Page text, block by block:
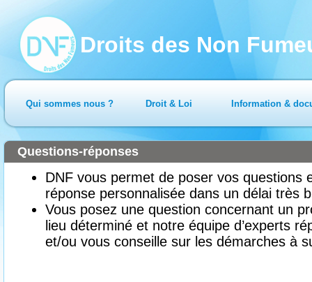
Droits des Non
Qui sommes nous ? Droit & Loi Information &
DNF vous permet de poser vos questions
réponse personnalisée dans un délai très
Vous posez une question concernant un
lieu déterminé et notre équipe d’experts
et/ou vous conseille sur les démarches à
Questions-réponses